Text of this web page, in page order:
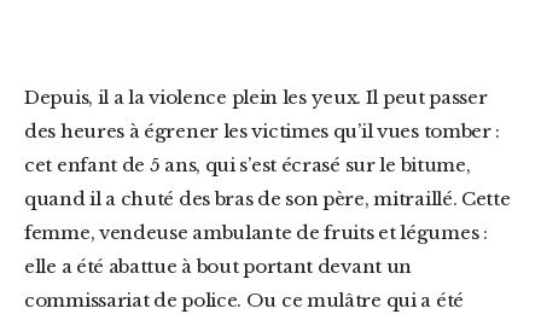
Depuis, il a la violence plein les yeux. Il peut passer
des heures à égrener les victimes qu’il vues tomber :
cet enfant de 5 ans, qui s’est écrasé sur le bitume,
quand il a chuté des bras de son père, mitraillé. Cette
femme, vendeuse ambulante de fruits et légumes :
elle a été abattue à bout portant devant un
commissariat de police. Ou ce mulâtre qui a été